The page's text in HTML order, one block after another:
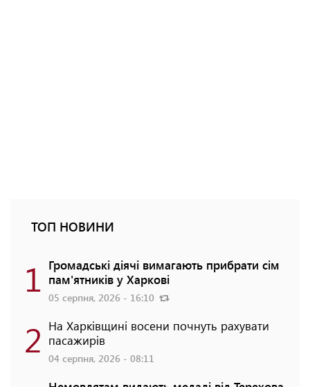
ТОП НОВИНИ
1 Громадські діячі вимагають прибрати сім
пам'ятників у Харкові
05 серпня, 2026 - 16:10
2 На Харківщині восени почнуть рахувати
пасажирів
04 серпня, 2026 - 08:11